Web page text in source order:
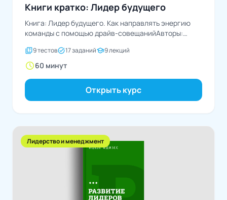
Книги кратко: Лидер будущего
Книга: Лидер будущего. Как направлять энергию
команды с помощью драйв-совещанийАвторы:
quiz9 тестовtask_alt17 заданийschool9 лекций
schedule60 минут
Открыть курс
Лидерство и менеджмент